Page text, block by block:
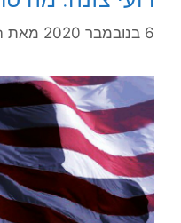
6 בנובמבר 2020 מאת